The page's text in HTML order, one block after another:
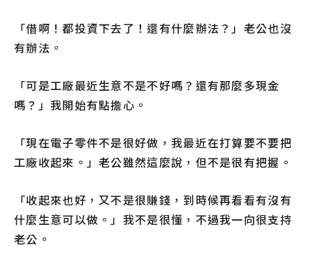
「借啊！都投資下去了！還有什麼辦法？」老公也沒
有辦法。
「可是工廠最近生意不是不好嗎？還有那麼多現金
嗎？」我開始有點擔心。
「現在電子零件不是很好做，我最近在打算要不要把
工廠收起來。」老公雖然這麼說，但不是很有把握。
「收起來也好，又不是很賺錢，到時候再看看有沒有
什麼生意可以做。」我不是很懂，不過我一向很支持
老公。